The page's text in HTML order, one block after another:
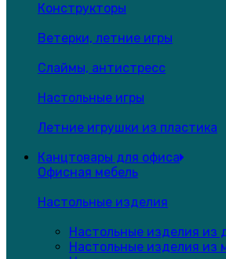
Конструкторы
Ветерки, летние игры
Слаймы, антистресс
Настольные игры
Летние игрушки из пластика
Канцтовары для офиса
Офисная мебель
Настольные изделия
Настольные изделия из
Настольные изделия из